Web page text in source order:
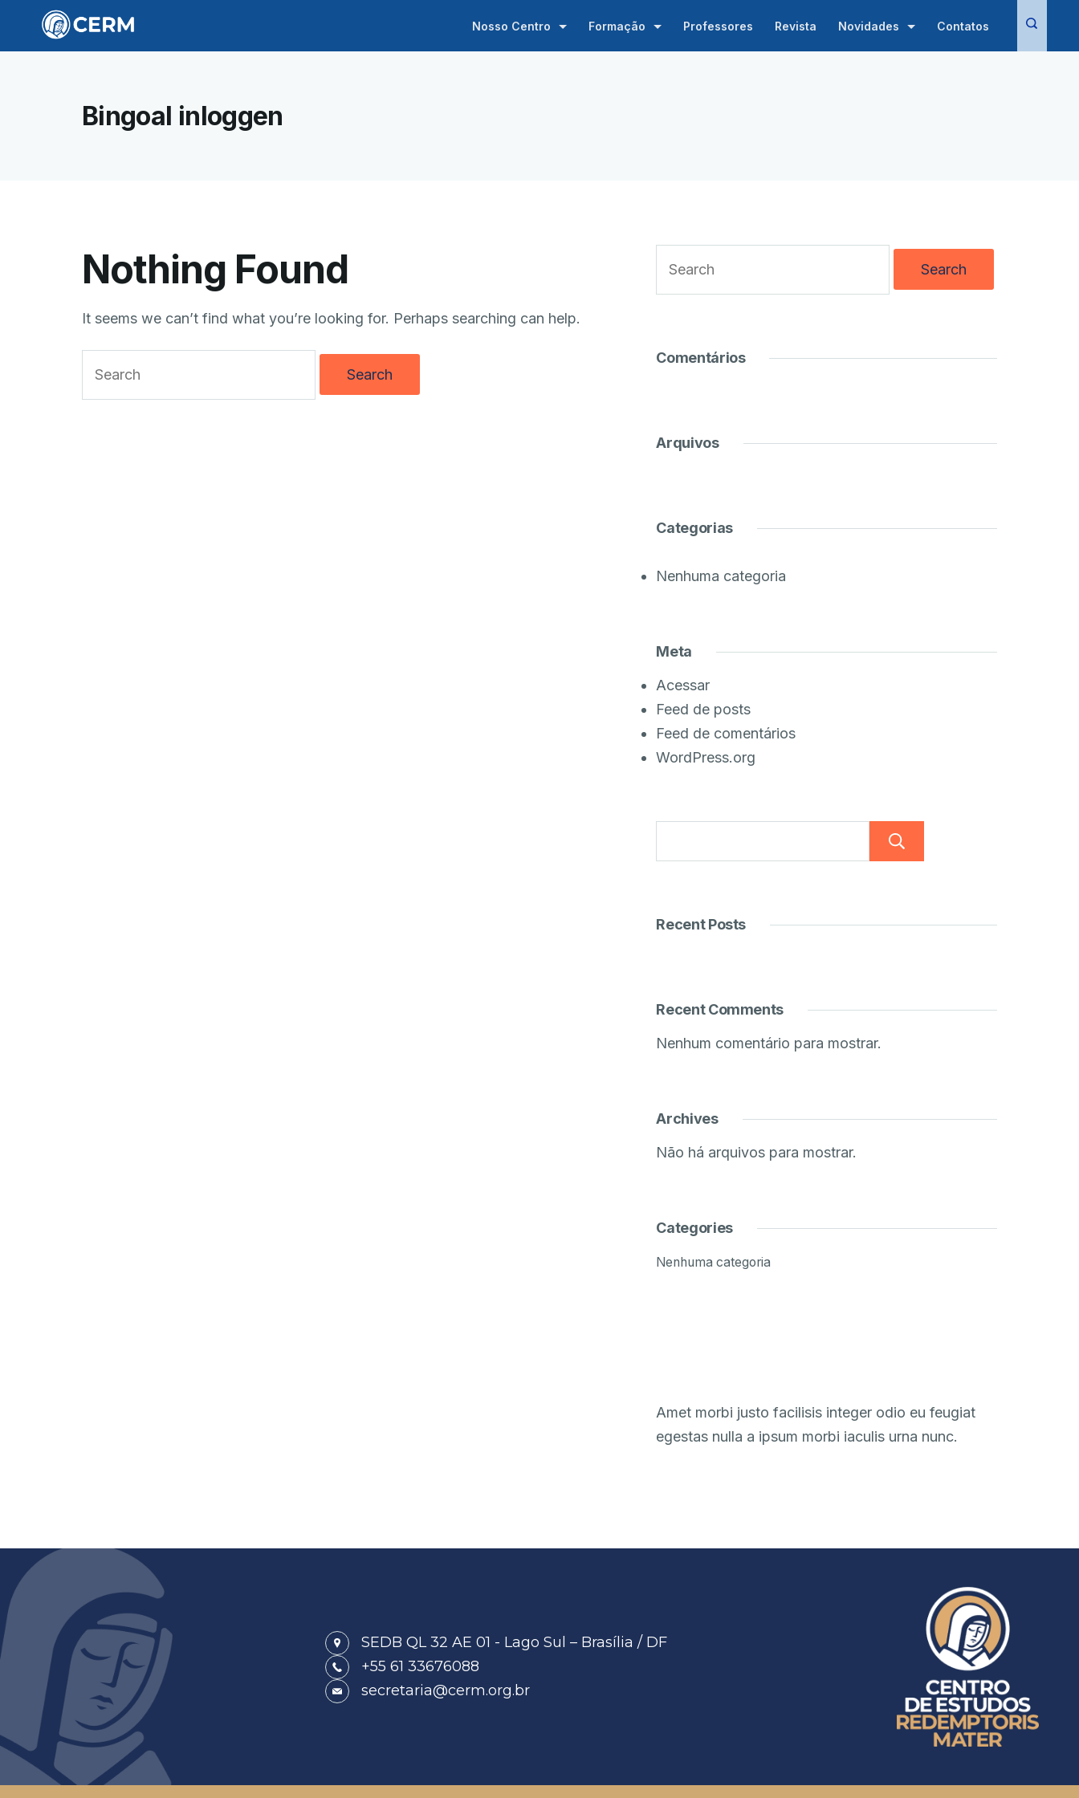
Nosso Centro Formação Professores Revista Novidades Contatos
Bingoal inloggen
Nothing Found
It seems we can’t find what you’re looking for. Perhaps searching can help.
Comentários
Arquivos
Categorias
Nenhuma categoria
Meta
Acessar
Feed de posts
Feed de comentários
WordPress.org
Recent Posts
Recent Comments
Nenhum comentário para mostrar.
Archives
Não há arquivos para mostrar.
Categories
Nenhuma categoria
Amet morbi justo facilisis integer odio eu feugiat
egestas nulla a ipsum morbi iaculis urna nunc.
SEDB QL 32 AE 01 - Lago Sul – Brasília / DF
+55 61 33676088
secretaria@cerm.org.br